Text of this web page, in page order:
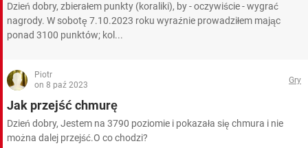
Dzień dobry, zbierałem punkty (koraliki), by - oczywiście - wygrać
nagrody. W sobotę 7.10.2023 roku wyraźnie prowadziłem mając
ponad 3100 punktów; kol...
Piotr
on 8 paź 2023
Gry
Jak przejść chmurę
Dzień dobry, Jestem na 3790 poziomie i pokazała się chmura i nie
można dalej przejść.O co chodzi?